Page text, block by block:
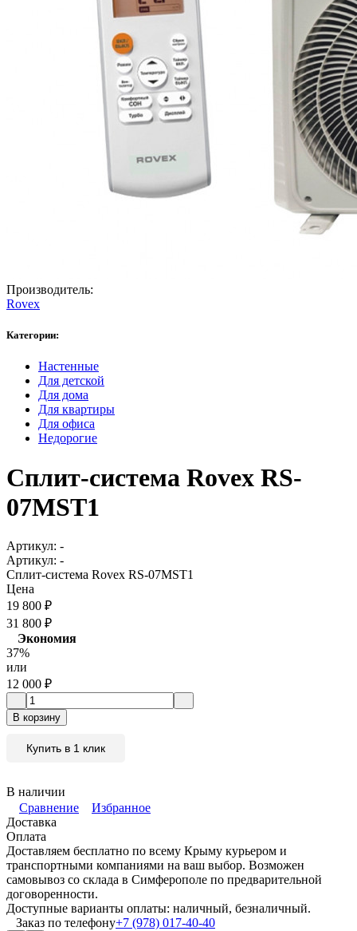
Производитель:
Rovex
Категории:
Настенные
Для детской
Для дома
Для квартиры
Для офиса
Недорогие
Сплит-система Rovex RS-
07MST1
Артикул: -
Артикул: -
Сплит-система Rovex RS-07MST1
Цена
19 800 ₽
31 800 ₽
Экономия
37%
или
12 000 ₽
В корзину
Купить в 1 клик
В наличии
Сравнение
Избранное
Доставка
Оплата
Доставляем бесплатно по всему Крыму курьером и
транспортными компаниями на ваш выбор. Возможен
самовывоз со склада в Симферополе по предварительной
договоренности.
Доступные варианты оплаты: наличный, безналичный.
Заказ по телефону+7 (978) 017-40-40